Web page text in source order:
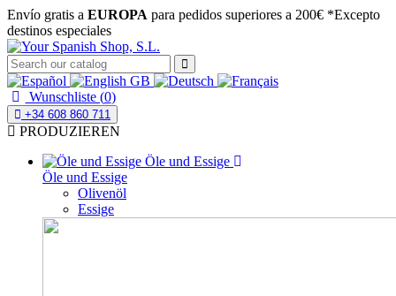
Envío gratis a EUROPA para pedidos superiores a 200€ *Excepto
destinos especiales
Wunschliste (0)
+34 608 860 711
PRODUZIEREN
Öle und Essige
Öle und Essige
Olivenöl
Essige